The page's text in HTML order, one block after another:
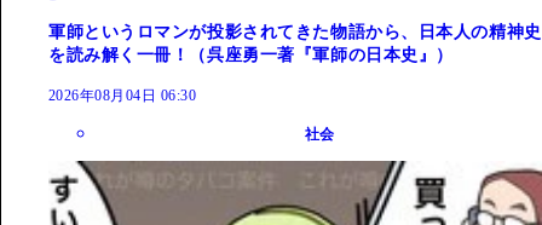
軍師というロマンが投影されてきた物語から、日本人の精神史
を読み解く一冊！（呉座勇一著『軍師の日本史』）
2026年08月04日 06:30
社会